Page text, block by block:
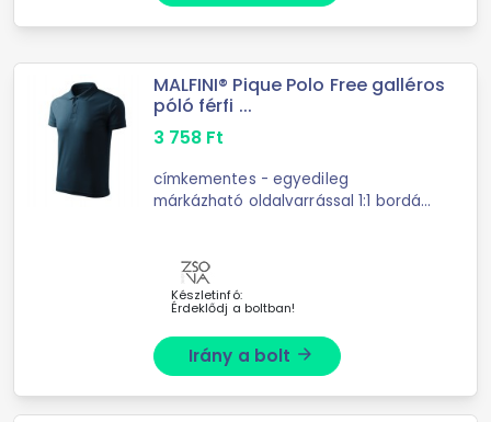
MALFINI® Pique Polo Free galléros
póló férfi ...
3 758 Ft
címkementes - egyedileg
márkázható oldalvarrással 1:1 bordás
díszítve gombolópánt 3 gombbal a
szövet ...
Készletinfó:
Érdeklődj a boltban!
Irány a bolt arrow_forward